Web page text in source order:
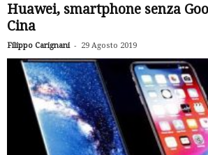
Huawei, smartphone senza
Cina
Filippo Carignani - 29 Agosto 2019